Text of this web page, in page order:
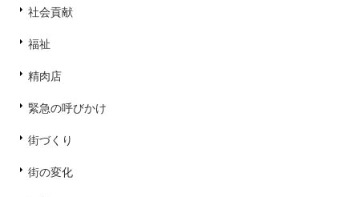
社会貢献
福祉
精肉店
緊急の呼びかけ
街づくり
街の変化